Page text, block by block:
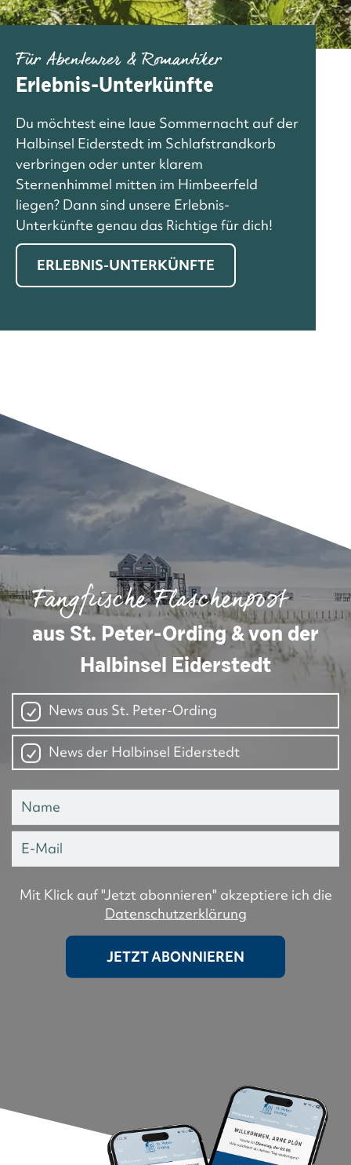
Für Abenteurer & Romantiker
Erlebnis-Unterkünfte
Du möchtest eine laue Sommernacht auf der
Halbinsel Eiderstedt im Schlafstrandkorb
verbringen oder unter klarem
Sternenhimmel mitten im Himbeerfeld
liegen? Dann sind unsere Erlebnis-
Unterkünfte genau das Richtige für dich!
ERLEBNIS-UNTERKÜNFTE
Fangfrische Flaschenpost
aus St. Peter-Ording & von der
Halbinsel Eiderstedt
News aus St. Peter-Ording
News der Halbinsel Eiderstedt
Mit Klick auf "Jetzt abonnieren" akzeptiere ich die
Datenschutzerklärung